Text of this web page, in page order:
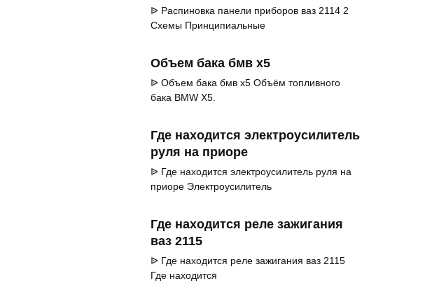
ᐉ Распиновка панели приборов ваз 2114 2
Схемы Принципиальные
Объем бака бмв х5
ᐉ Объем бака бмв х5 Объём топливного
бака BMW X5.
Где находится электроусилитель
руля на приоре
ᐉ Где находится электроусилитель руля на
приоре Электроусилитель
Где находится реле зажигания
ваз 2115
ᐉ Где находится реле зажигания ваз 2115
Где находится